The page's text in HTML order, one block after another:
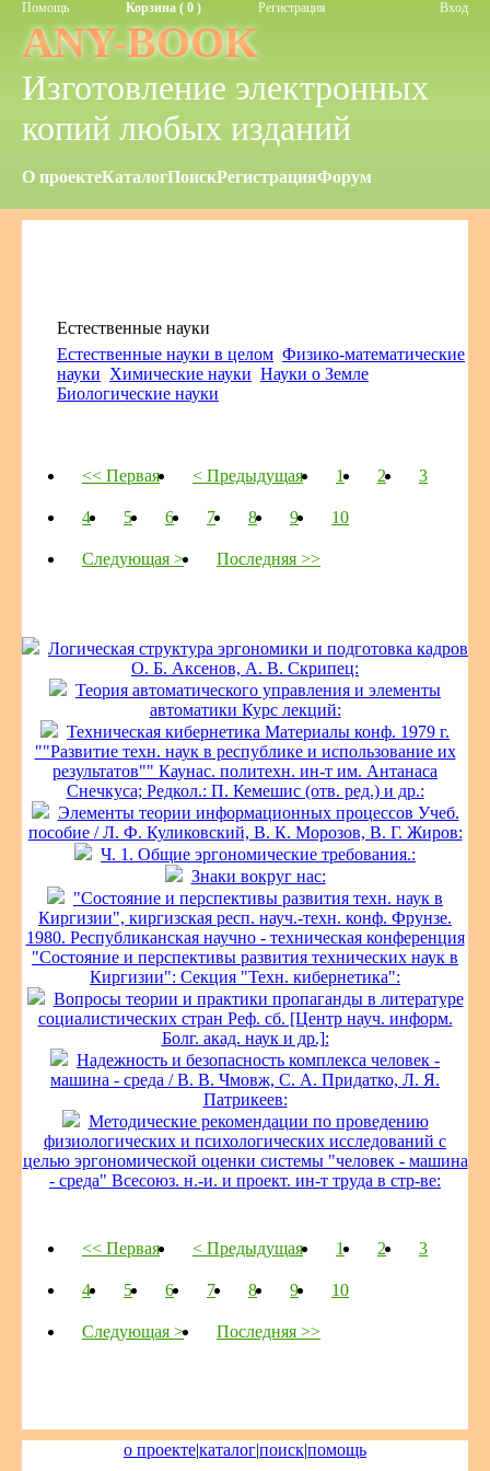
Помощь Корзина ( 0 ) Регистрация Вход
ANY-BOOK
Изготовление электронных
копий любых изданий
О проектеКаталогПоискРегистрацияФорум
Естественные науки
Естественные науки в целом Физико-математические
науки Химические науки Науки о Земле
Биологические науки
<< Первая < Предыдущая 1 2 3
4 5 6 7 8 9 10
Следующая > Последняя >>
Логическая структура эргономики и подготовка кадров
О. Б. Аксенов, А. В. Скрипец:
Теория автоматического управления и элементы
автоматики Курс лекций:
Техническая кибернетика Материалы конф. 1979 г.
""Развитие техн. наук в республике и использование их
результатов"" Каунас. политехн. ин-т им. Антанаса
Снечкуса; Редкол.: П. Кемешис (отв. ред.) и др.:
Элементы теории информационных процессов Учеб.
пособие / Л. Ф. Куликовский, В. К. Морозов, В. Г. Жиров:
Ч. 1. Общие эргономические требования.:
Знаки вокруг нас:
"Состояние и перспективы развития техн. наук в
Киргизии", киргизская респ. науч.-техн. конф. Фрунзе.
1980. Республиканская научно - техническая конференция
"Состояние и перспективы развития технических наук в
Киргизии": Секция "Техн. кибернетика":
Вопросы теории и практики пропаганды в литературе
социалистических стран Реф. сб. [Центр науч. информ.
Болг. акад. наук и др.]:
Надежность и безопасность комплекса человек -
машина - среда / В. В. Чмовж, С. А. Придатко, Л. Я.
Патрикеев:
Методические рекомендации по проведению
физиологических и психологических исследований с
целью эргономической оценки системы "человек - машина
- среда" Всесоюз. н.-и. и проект. ин-т труда в стр-ве:
<< Первая < Предыдущая 1 2 3
4 5 6 7 8 9 10
Следующая > Последняя >>
о проекте|каталог|поиск|помощь